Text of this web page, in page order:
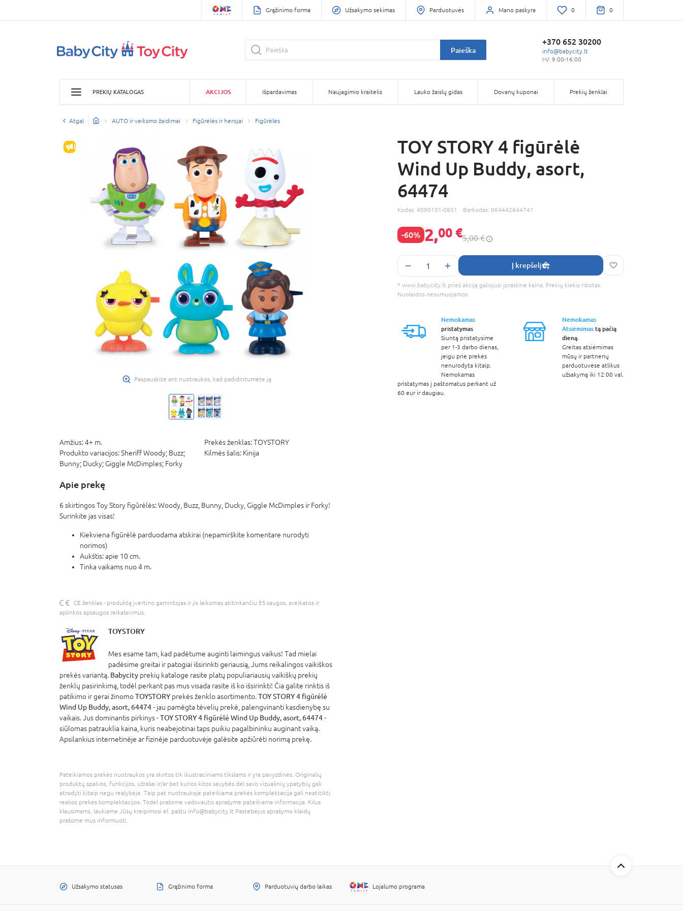
Grąžinimo forma Užsakymo sekimas Parduotuvės Mano paskyra 0 0
Paieška
+370 652 30200
info@babycity.lt
I-V: 9:00-16:00
PREKIŲ KATALOGAS AKCIJOS Išpardavimas Naujagimio kraitelis Lauko žaislų gidas Dovanų kuponai Prekių ženklai
Atgal AUTO ir veiksmo žaidimai Figūrėlės ir herojai Figūrėlės
IŠPARDAVIMAS
Paspauskite ant nuotraukos, kad padidintumėte ją
Amžius:4+ m. Prekės ženklas:TOYSTORY
Produkto variacijos:Sheriff Woody; Buzz;
Bunny; Ducky; Giggle McDimples; Forky
Kilmės šalis: Kinija
Apie prekę
6 skirtingos Toy Story figūrėlės: Woody, Buzz, Bunny, Ducky, Giggle McDimples ir Forky!
Surinkite jas visas!
Kiekviena figūrėlė parduodama atskirai (nepamirškite komentare nurodyti
norimos)
Aukštis: apie 10 cm.
Tinka vaikams nuo 4 m.
CE ženklas - produktą įvertino gamintojas ir jis laikomas atitinkančiu ES saugos, sveikatos ir
aplinkos apsaugos reikalavimus.
TOYSTORY
Mes esame tam, kad padėtume auginti laimingus vaikus! Tad mielai
padėsime greitai ir patogiai išsirinkti geriausią, Jums reikalingos vaikiškos
prekės variantą. Babycity prekių kataloge rasite platų populiariausių vaikiškų prekių
ženklų pasirinkimą, todėl perkant pas mus visada rasite iš ko išsirinkti! Čia galite rinktis iš
patikimo ir gerai žinomoTOYSTORY prekės ženklo asortimento.TOY STORY 4 figūrėlė
Wind Up Buddy, asort, 64474- jau pamėgta tėvelių prekė, palengvinanti kasdienybę su
vaikais. Jus dominantis pirkinys -TOY STORY 4 figūrėlė Wind Up Buddy, asort, 64474-
siūlomas patrauklia kaina, kuris neabejotinai taps puikiu pagalbininku auginant vaiką.
Apsilankius internetinėje ar fizinėje parduotuvėje galėsite apžiūrėti norimą prekę.
Pateikiamos prekės nuotraukos yra skirtos tik iliustraciniams tikslams ir yra pavyzdinės. Originalių
produktų spalvos, funkcijos, užrašai ir/ar bet kurios kitos savybės dėl savo vizualinių ypatybių gali
atrodyti kitaip negu realybėje. Taip pat nuotraukoje pateikiama prekės komplektacija gali neatitikti
realios prekės komplektacijos. Todėl prašome vadovautis aprašyme pateikiama informacija. Kilus
klausimams, laukiame Jūsų kreipimosi el. paštu info@babycity.lt Pastebėjus aprašymo klaidų
prašome mus informuoti.
TOY STORY 4 figūrėlė
Wind Up Buddy, asort,
64474
Kodas: 4090101-0851 Barkodas: 064442644741
-60% 2,00 €5,00 €
Į krepšelį
* www.babycity.lt prieš akciją galiojusi įprastinė kaina. Prekių kiekis ribotas.
Nuolaidos nesumuojamos.
Nemokamas
pristatymas
Siuntą pristatysime
per 1-3 darbo dienas,
jeigu prie prekės
nenurodyta kitaip.
Nemokamas
pristatymas į paštomatus perkant už
60 eur ir daugiau.
Nemokamas
Atsiėmimastą pačią
dieną.
Greitas atsiėmimas
mūsų ir partnerių
parduotuvėse atlikus
užsakymą iki 12:00 val.
Užsakymo statusas Grąžinimo forma Parduotuvių darbo laikas Lojalumo programa